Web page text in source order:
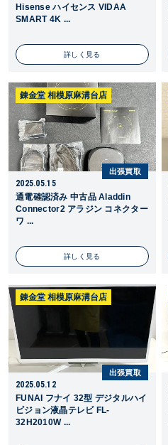
Hisense ハイセンス VIDAA
SMART 4K ...
詳しく見る
錬金堂 相模原麻溝台店
出張買取
2025.05.15
通電確認済み 中古品 Aladdin
Connector2 アラジン コネクター
ワ ...
詳しく見る
錬金堂 相模原麻溝台店
出張買取
2025.05.12
FUNAI フナイ 32型 デジタルハイ
ビジョン液晶テレビ FL-
32H2010W ...